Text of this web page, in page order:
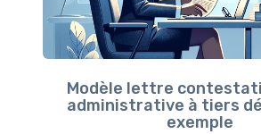
Modèle lettre
administrative à tiers
exemple